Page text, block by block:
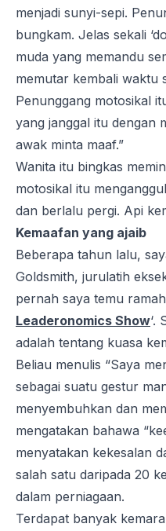
menjadi sunyi-sepi.
bungkam. Jelas sekali
muda yang memandu
memutar kembali waktu
Penunggang motosikal
yang janggal itu dengan
awak minta maaf.”
Wanita itu bingkas
motosikal itu
dan berlalu pergi. Api
Kemaafan yang ajaib
Beberapa tahun lalu,
Goldsmith, jurulatih
pernah saya temu ramah
Leaderonomics Show‘.
adalah tentang kuasa
Beliau menulis “Saya
sebagai suatu gestur
menyembuhkan dan
mengatakan bahawa
menyatakan kekesalan
salah satu daripada 20
dalam perniagaan.
Terdapat banyak